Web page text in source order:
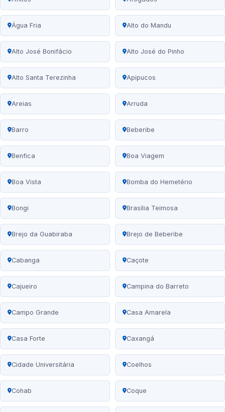
Água Fria Alto do Mandu
Alto José Bonifácio Alto José do Pinho
Alto Santa Terezinha Apipucos
Areias Arruda
Barro Beberibe
Benfica Boa Viagem
Boa Vista Bomba do Hemetério
Bongi Brasília Teimosa
Brejo da Guabiraba Brejo de Beberibe
Cabanga Caçote
Cajueiro Campina do Barreto
Campo Grande Casa Amarela
Casa Forte Caxangá
Cidade Universitária Coelhos
Cohab Coque